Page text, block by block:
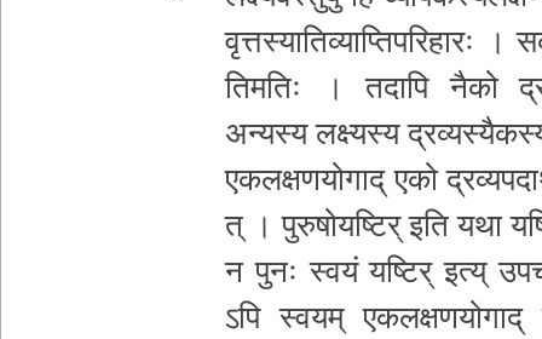
वृ­त्त­स्या­ति­व्या­प्ति­प­रिहारः ।
ति­म­तिः । तदापि नैको
अन्यस्य लक्ष्यस्य
ए­क­ल­क्ष­ण­यो­गा­द् एको द्रव्य
त् । पु­रु­षो­य­ष्टि­र् इति यथा
न पुनः स्वयं यष्टिर् इत्य्
ऽपि स्वयम्